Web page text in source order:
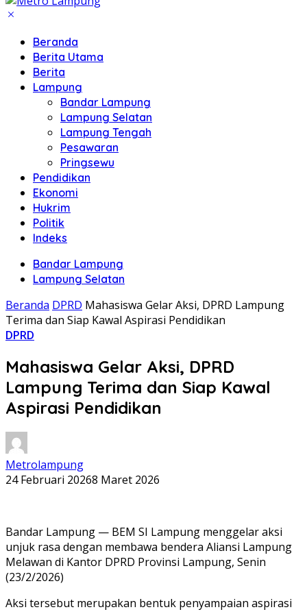
Beranda
Berita Utama
Berita
Lampung
Bandar Lampung
Lampung Selatan
Lampung Tengah
Pesawaran
Pringsewu
Pendidikan
Ekonomi
Hukrim
Politik
Indeks
Bandar Lampung
Lampung Selatan
Beranda DPRD Mahasiswa Gelar Aksi, DPRD Lampung
Terima dan Siap Kawal Aspirasi Pendidikan
DPRD
Mahasiswa Gelar Aksi, DPRD
Lampung Terima dan Siap Kawal
Aspirasi Pendidikan
Metrolampung
24 Februari 20268 Maret 2026
Bandar Lampung — BEM SI Lampung menggelar aksi
unjuk rasa dengan membawa bendera Aliansi Lampung
Melawan di Kantor DPRD Provinsi Lampung, Senin
(23/2/2026)
Aksi tersebut merupakan bentuk penyampaian aspirasi